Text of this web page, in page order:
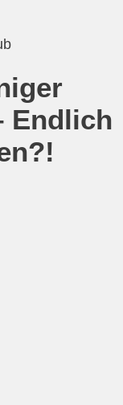
Endlich